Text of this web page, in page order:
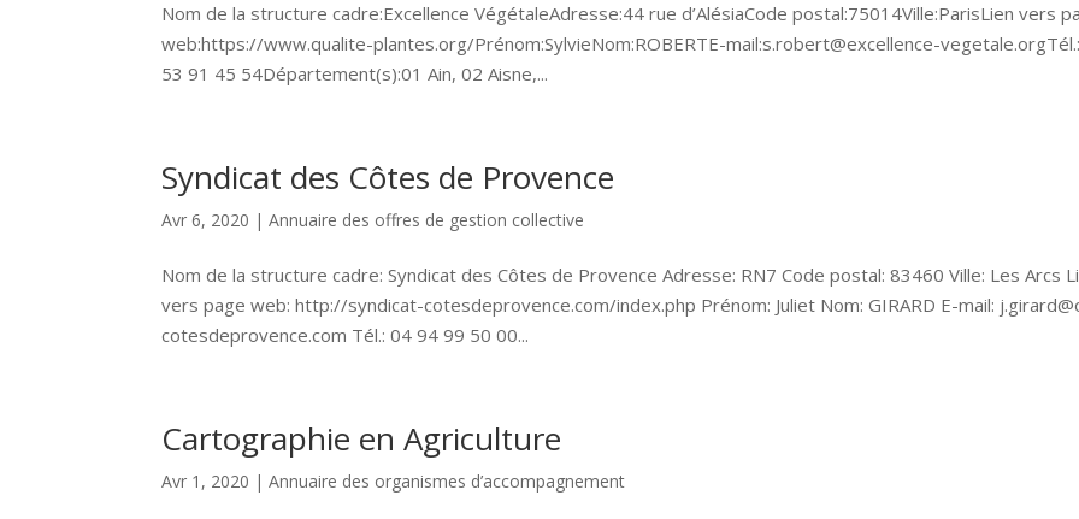
Nom de la structure cadre:Excellence VégétaleAdresse:44 rue d’AlésiaCode postal:75014Ville:ParisLien vers
web:https://www.qualite-plantes.org/Prénom:SylvieNom:ROBERTE-mail:s.robert@excellence-
53 91 45 54Département(s):01 Ain, 02 Aisne,...
Syndicat des Côtes de Provence
Avr 6, 2020 |Annuaire des offres de gestion collective
Nom de la structure cadre: Syndicat des Côtes de Provence Adresse: RN7 Code postal: 83460 Ville: Les Arcs
vers page web: http://syndicat-cotesdeprovence.com/index.php Prénom: Juliet Nom: GIRARD E-mail:
cotesdeprovence.com Tél.: 04 94 99 50 00...
Cartographie en Agriculture
Avr 1, 2020 |Annuaire des organismes d’accompagnement